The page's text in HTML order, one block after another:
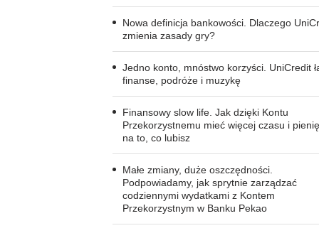
Nowa definicja bankowości. Dlaczego
zmienia zasady gry?
Jedno konto, mnóstwo korzyści. UniCredit
finanse, podróże i muzykę
Finansowy slow life. Jak dzięki Kontu
Przekorzystnemu mieć więcej czasu i
na to, co lubisz
Małe zmiany, duże oszczędności.
Podpowiadamy, jak sprytnie zarządzać
codziennymi wydatkami z Kontem
Przekorzystnym w Banku Pekao